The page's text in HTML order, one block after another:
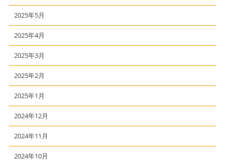
2025年5月
2025年4月
2025年3月
2025年2月
2025年1月
2024年12月
2024年11月
2024年10月